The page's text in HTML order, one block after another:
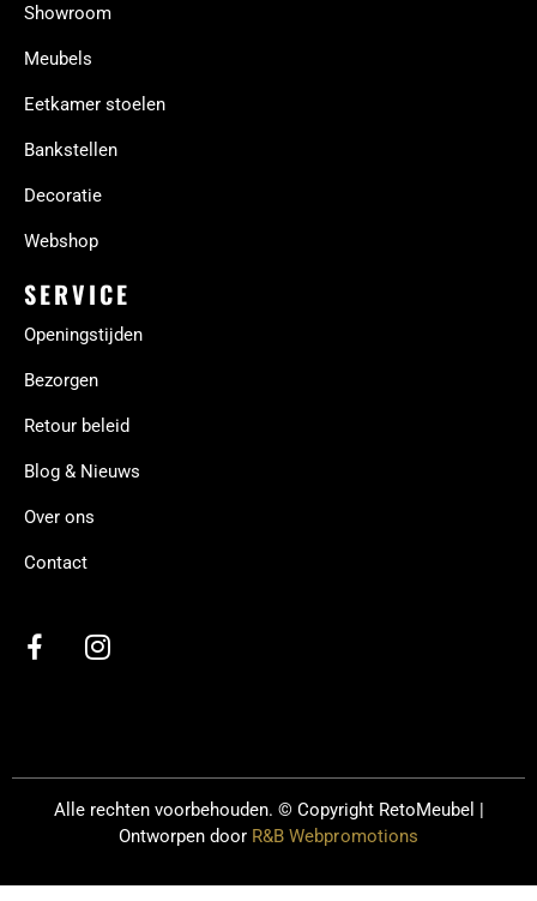
Showroom
Meubels
Eetkamer stoelen
Bankstellen
Decoratie
Webshop
SERVICE
Openingstijden
Bezorgen
Retour beleid
Blog & Nieuws
Over ons
Contact
Alle rechten voorbehouden. © Copyright RetoMeubel |
Ontworpen door R&B Webpromotions